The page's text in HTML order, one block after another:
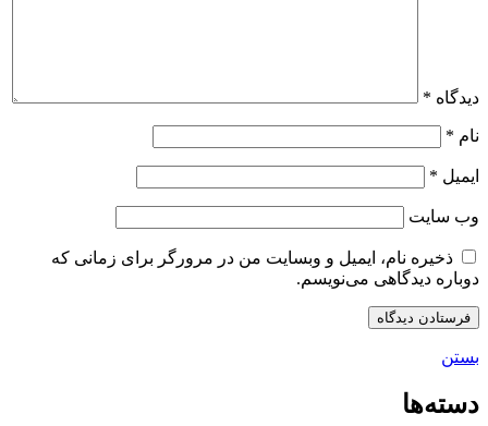
دیدگاه *
نام *
ایمیل *
وب‌ سایت
ذخیره نام، ایمیل و وبسایت من در مرورگر برای زمانی که
دوباره دیدگاهی می‌نویسم.
بستن
دسته‌ها